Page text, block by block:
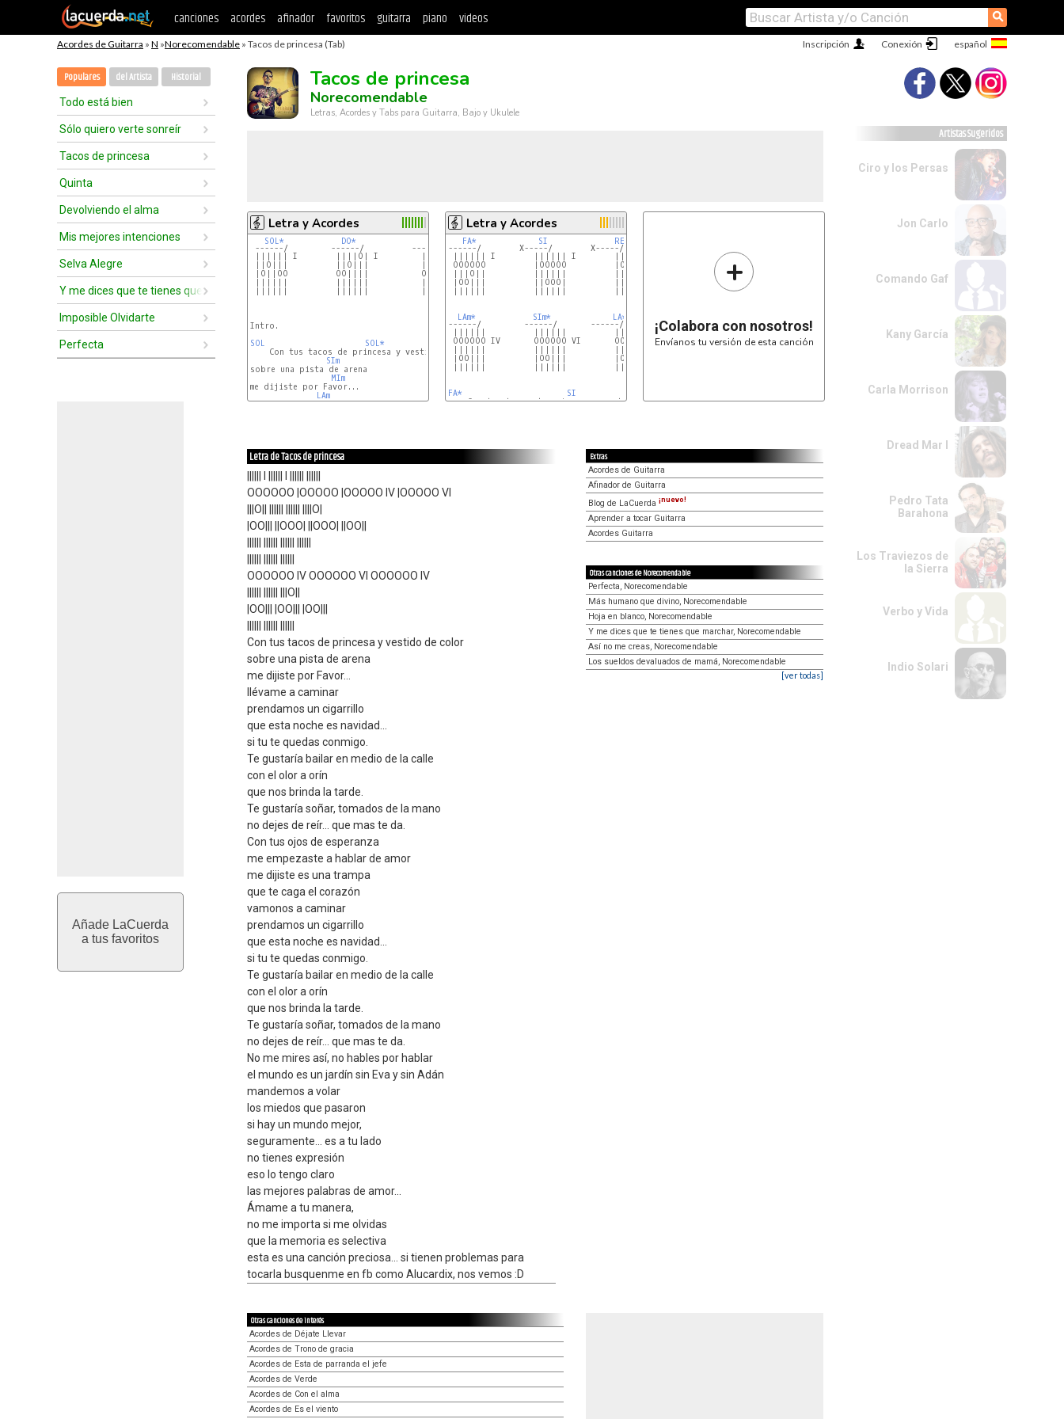
canciones acordes afinador favoritos guitarra piano videos ⚲
Acordes de Guitarra » N »Norecomendable » Tacos de princesa (Tab) Conexión
Inscripción
Populares del Artista Historial
Todo está bien
Sólo quiero verte sonreír
Tacos de princesa
Quinta
Devolviendo el alma
Mis mejores intenciones
Selva Alegre
Y me dices que te tienes que marchar
Imposible Olvidarte
Perfecta
Añade LaCuerda
a tus favoritos
Tacos de princesa
Norecomendable
Letras, Acordes y Tabs para Guitarra, Bajo y Ukulele
Letra y Acordes
SOL* DO*
------/         ------/          ------/
||O|||          ||O|||           ||||||
|O||OO          OO||||           O||||O III
||||||          ||||||           ||||||
||||||          ||||||           ||||||
Intro.
SOL
SOL*
RE
    Con tus tacos de princesa y vestido de color
SIm
sobre una pista de arena
MIm
me dijiste por Favor...
LAm
Letra y Acordes
FA* SI RE*
------/        X-----/        X-----/        X-----/
OOOOOO          |OOOOO          |OOOOO IV       |OOOOO VI
|||O||          ||||||          ||||||          ||||O|
|OO|||          ||OOO|          ||OOO|          ||OO||
||||||          ||||||          ||||||          ||||||
LAm* SIm* LA*
------/         ------/       ------/
OOOOOO IV       OOOOOO VI       OOOOOO IV
||||||          ||||||          |||O||
|OO|||          |OO|||          |OO|||
||||||          ||||||          ||||||
FA* SI
+
¡Colabora con nosotros!
Envíanos tu versión de esta canción
Letra de Tacos de princesa
OOOOOO |OOOOO |OOOOO IV |OOOOO VI
|||O|| |||||| |||||| ||||O|
|OO||| ||OOO| ||OOO| ||OO||
OOOOOO IV OOOOOO VI OOOOOO IV
|||||| |||||| |||O||
|OO||| |OO||| |OO|||
Con tus tacos de princesa y vestido de color
sobre una pista de arena
me dijiste por Favor...
llévame a caminar
prendamos un cigarrillo
que esta noche es navidad...
si tu te quedas conmigo.
Te gustaría bailar en medio de la calle
con el olor a orín
que nos brinda la tarde.
Te gustaría soñar, tomados de la mano
no dejes de reír... que mas te da.
Con tus ojos de esperanza
me empezaste a hablar de amor
me dijiste es una trampa
que te caga el corazón
vamonos a caminar
prendamos un cigarrillo
que esta noche es navidad...
si tu te quedas conmigo.
Te gustaría bailar en medio de la calle
con el olor a orín
que nos brinda la tarde.
Te gustaría soñar, tomados de la mano
no dejes de reír... que mas te da.
No me mires así, no hables por hablar
el mundo es un jardín sin Eva y sin Adán
mandemos a volar
los miedos que pasaron
si hay un mundo mejor,
seguramente... es a tu lado
no tienes expresión
eso lo tengo claro
las mejores palabras de amor...
Ámame a tu manera,
no me importa si me olvidas
que la memoria es selectiva
esta es una canción preciosa... si tienen problemas para
tocarla busquenme en fb como Alucardix, nos vemos :D
Extras
Acordes de Guitarra
Afinador de Guitarra
Blog de LaCuerda ¡nuevo!
Aprender a tocar Guitarra
Acordes Guitarra
Otras canciones de Norecomendable
Perfecta, Norecomendable
Más humano que divino, Norecomendable
Hoja en blanco, Norecomendable
Y me dices que te tienes que marchar, Norecomendable
Así no me creas, Norecomendable
Los sueldos devaluados de mamá, Norecomendable
[ver todas]
Otras canciones de interés
Acordes de Déjate Llevar
Acordes de Trono de gracia
Acordes de Esta de parranda el jefe
Acordes de Verde
Acordes de Con el alma
Acordes de Es el viento
Artistas Sugeridos
Ciro y los Persas
Jon Carlo
Comando Gaf
Kany García
Carla Morrison
Dread Mar I
Pedro Tata
Barahona
Los Traviezos de
la Sierra
Verbo y Vida
Indio Solari